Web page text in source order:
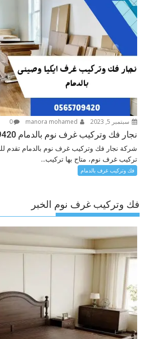
سبتمبر 5, 2023 0
نجار فك وتركيب غرف نوم بالدمام 0565709420
شركة نجار فك وتركيب غرف نوم بالدمام تقدم
تركيب غرف نوم، متاح بها تركيب...
فك وتركيب غرف بالدمام
فك وتركيب غرف نوم الخبر